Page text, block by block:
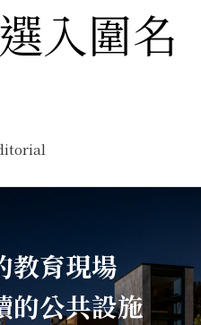
入圍名
教育現場
的公共設施